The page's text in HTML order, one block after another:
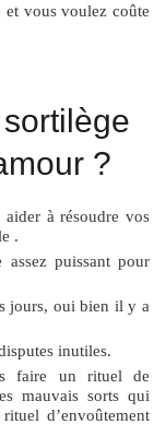
et vous voulez coûte
?
à résoudre vos
.
puissant pour
jours, oui bien il y a
inutiles.
faire un rituel de
mauvais sorts qui
d’envoûtement